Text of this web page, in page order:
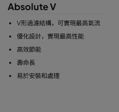
Absolute V
V形過濾結構，可實現最高氣流
優化設計，實現最高性能
高效節能
壽命長
易於安裝和處理